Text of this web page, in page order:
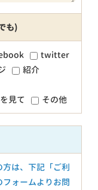
も)
twitter
紹介
見て その他
は、下記「ご利
ォームよりお問